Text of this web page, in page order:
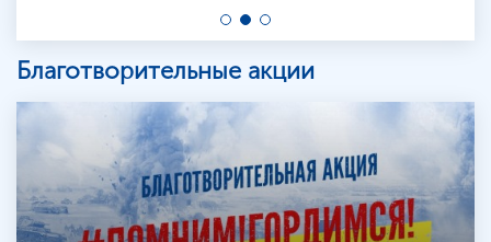
Благотворительные акции